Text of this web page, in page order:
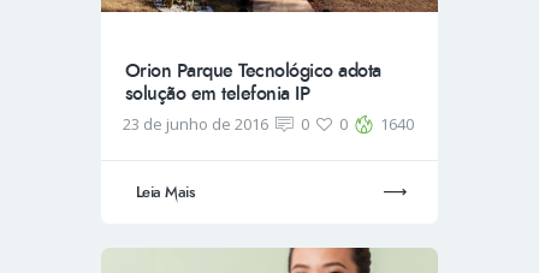
Orion Parque Tecnológico adota
solução em telefonia IP
23 de junho de 2016 0 0 1640
Leia Mais